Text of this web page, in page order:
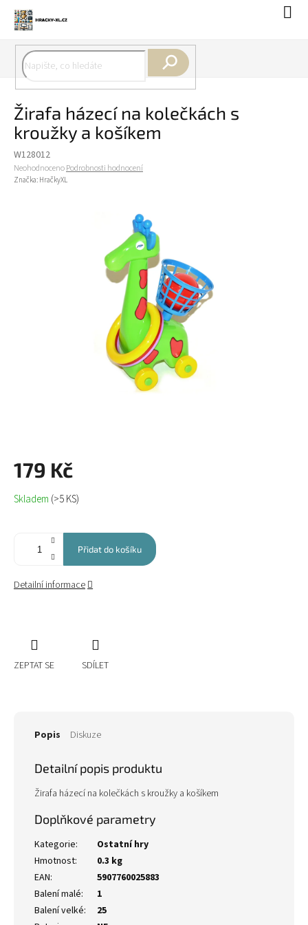
obsah
Žirafa házecí na kolečkách s
kroužky a košíkem
W128012
Průměrné
hodnocení
NeohodnocenoPodrobnosti hodnocení
Značka: HračkyXL
179 Kč
Měrná
cena:
Skladem (>5 KS)
Přidat do košíku
Detailní informace
ZEPTAT SE SDÍLET
Popis Diskuze
Detailní popis produktu
Žirafa házecí na kolečkách s kroužky a košíkem
Doplňkové parametry
Kategorie:
Ostatní hry
Hmotnost:
0.3 kg
EAN:
5907760025883
Balení malé:
1
Balení velké:
25